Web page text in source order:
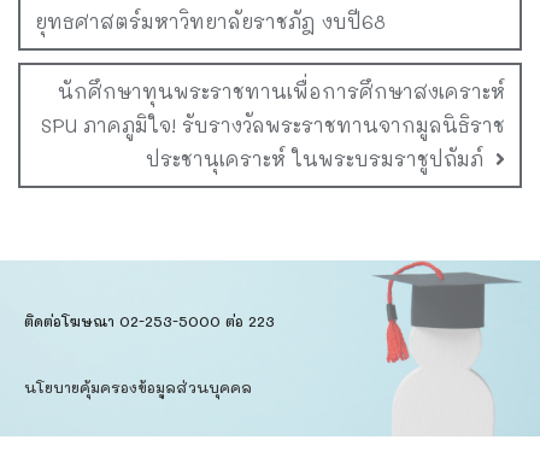
ยุทธศาสตร์มหาวิทยาลัยราชภัฎ งบปี68
นักศึกษาทุนพระราชทานเพื่อการศึกษาสงเคราะห์
SPU ภาคภูมิใจ! รับรางวัลพระราชทานจากมูลนิธิราช
ประชานุเคราะห์ ในพระบรมราชูปถัมภ์
ติดต่อโฆษณา 02-253-5000​ ต่อ 223
นโยบายคุ้มครองข้อมูลส่วนบุคคล​